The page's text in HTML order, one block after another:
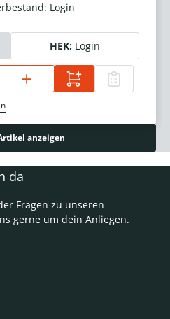
Login
HEK: Login
anzeigen
da
Fragen zu unseren
gerne um dein Anliegen.